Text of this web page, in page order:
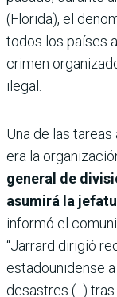
(Florida), el
todos los países
crimen
ilegal.
Una de las
era la
general de
asumirá la
informó el
“Jarrard dirigió
estadounidense
desastres (...)